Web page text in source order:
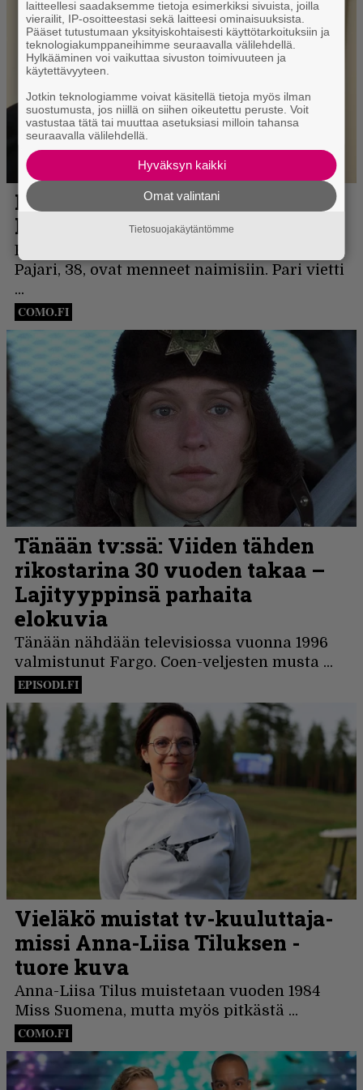
laitteellesi saadaksemme tietoja esimerkiksi sivuista, joilla
vierailit, IP-osoitteestasi sekä laitteesi ominaisuuksista.
Pääset tutustumaan yksityiskohtaisesti käyttötarkoituksiin ja
teknologiakumppaneihimme seuraavalla välilehdellä.
Hylkääminen voi vaikuttaa sivuston toimivuuteen ja
käytettävyyteen.
Jotkin teknologiamme voivat käsitellä tietoja myös ilman
suostumusta, jos niillä on siihen oikeutettu peruste. Voit
vastustaa tätä tai muuttaa asetuksiasi milloin tahansa
seuraavalla välilehdellä.
Hyväksyn kaikki
Omat valintani
Tietosuojakäytäntömme